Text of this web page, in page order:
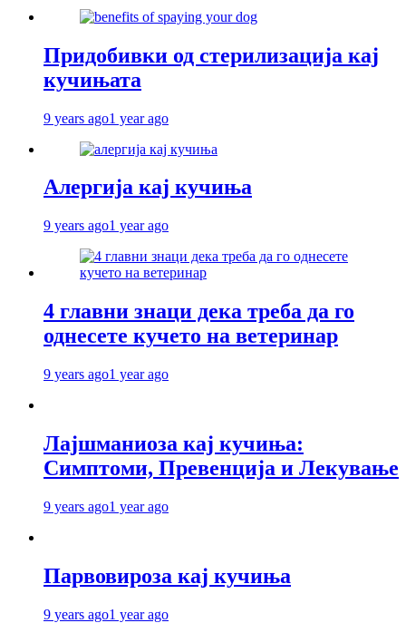
Придобивки од стерилизација кај
кучињата
9 years ago1 year ago
Алергија кај кучиња
9 years ago1 year ago
4 главни знаци дека треба да го
однесете кучето на ветеринар
9 years ago1 year ago
Лајшманиоза кај кучиња:
Симптоми, Превенција и Лекување
9 years ago1 year ago
Парвовироза кај кучиња
9 years ago1 year ago